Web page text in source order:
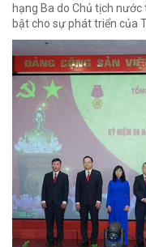
hạng Ba do Chủ tịch
bật cho sự phát triển của